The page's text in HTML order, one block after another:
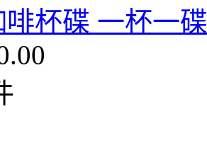
杯碟 一杯一